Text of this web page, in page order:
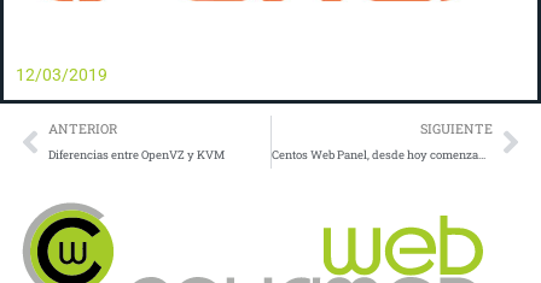
12/03/2019
Prev
ANTERIOR
Diferencias entre OpenVZ y KVM
SIGUIENTE
Centos Web Panel, desde hoy comenzamos a utilizarlo de forma oficial.